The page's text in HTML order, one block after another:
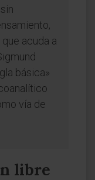
acuda a
básica»
vía de
libre